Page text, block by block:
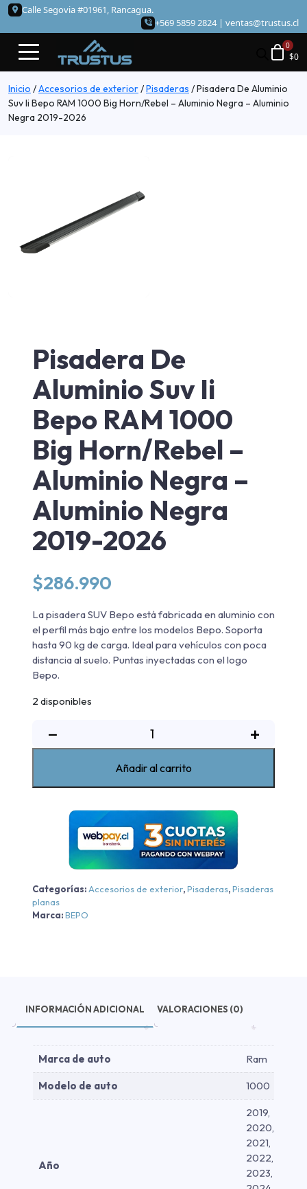
Calle Segovia #01961, Rancagua.
+569 5859 2824 | ventas@trustus.cl
$0
Inicio /Accesorios de exterior/Pisaderas /Pisadera De Aluminio
Suv Ii Bepo RAM 1000 Big Horn/Rebel – Aluminio Negra – Aluminio
Negra 2019-2026
Pisadera De
Aluminio Suv Ii
Bepo RAM 1000
Big Horn/Rebel –
Aluminio Negra –
Aluminio Negra
2019-2026
$286.990
La pisadera SUV Bepo está fabricada en aluminio con
el perfil más bajo entre los modelos Bepo. Soporta
hasta 90 kg de carga. Ideal para vehículos con poca
distancia al suelo. Puntas inyectadas con el logo
Bepo.
2 disponibles
−
De
Bepo
RAM
1000
Big
-
Aluminio
2026
cantidad
+
Añadir al carrito
Categorías: Accesorios de exterior,Pisaderas,Pisaderas
planas
Marca:BEPO
INFORMACIÓN ADICIONAL VALORACIONES (0)
Marca de auto Ram
Modelo de auto 1000
Año
2019,
2020,
2021,
2022,
2023,